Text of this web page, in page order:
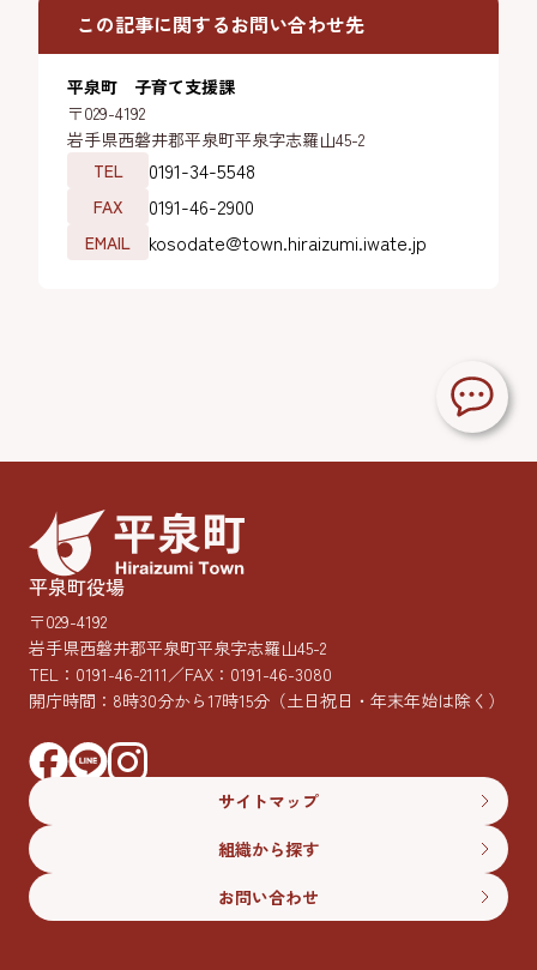
この記事に関するお問い合わせ先
平泉町 子育て支援課
〒029-4192
岩手県西磐井郡平泉町平泉字志羅山45-2
TEL
0191-34-5548
FAX 0191-46-2900
EMAIL kosodate@town.hiraizumi.iwate.jp
平泉町役場
〒029-4192
岩手県西磐井郡平泉町平泉字志羅山45-2
TEL： 0191-46-2111／FAX：0191-46-3080
開庁時間：8時30分から17時15分 （土日祝日・年末年始は除く）
サイトマップ
組織から探す
お問い合わせ